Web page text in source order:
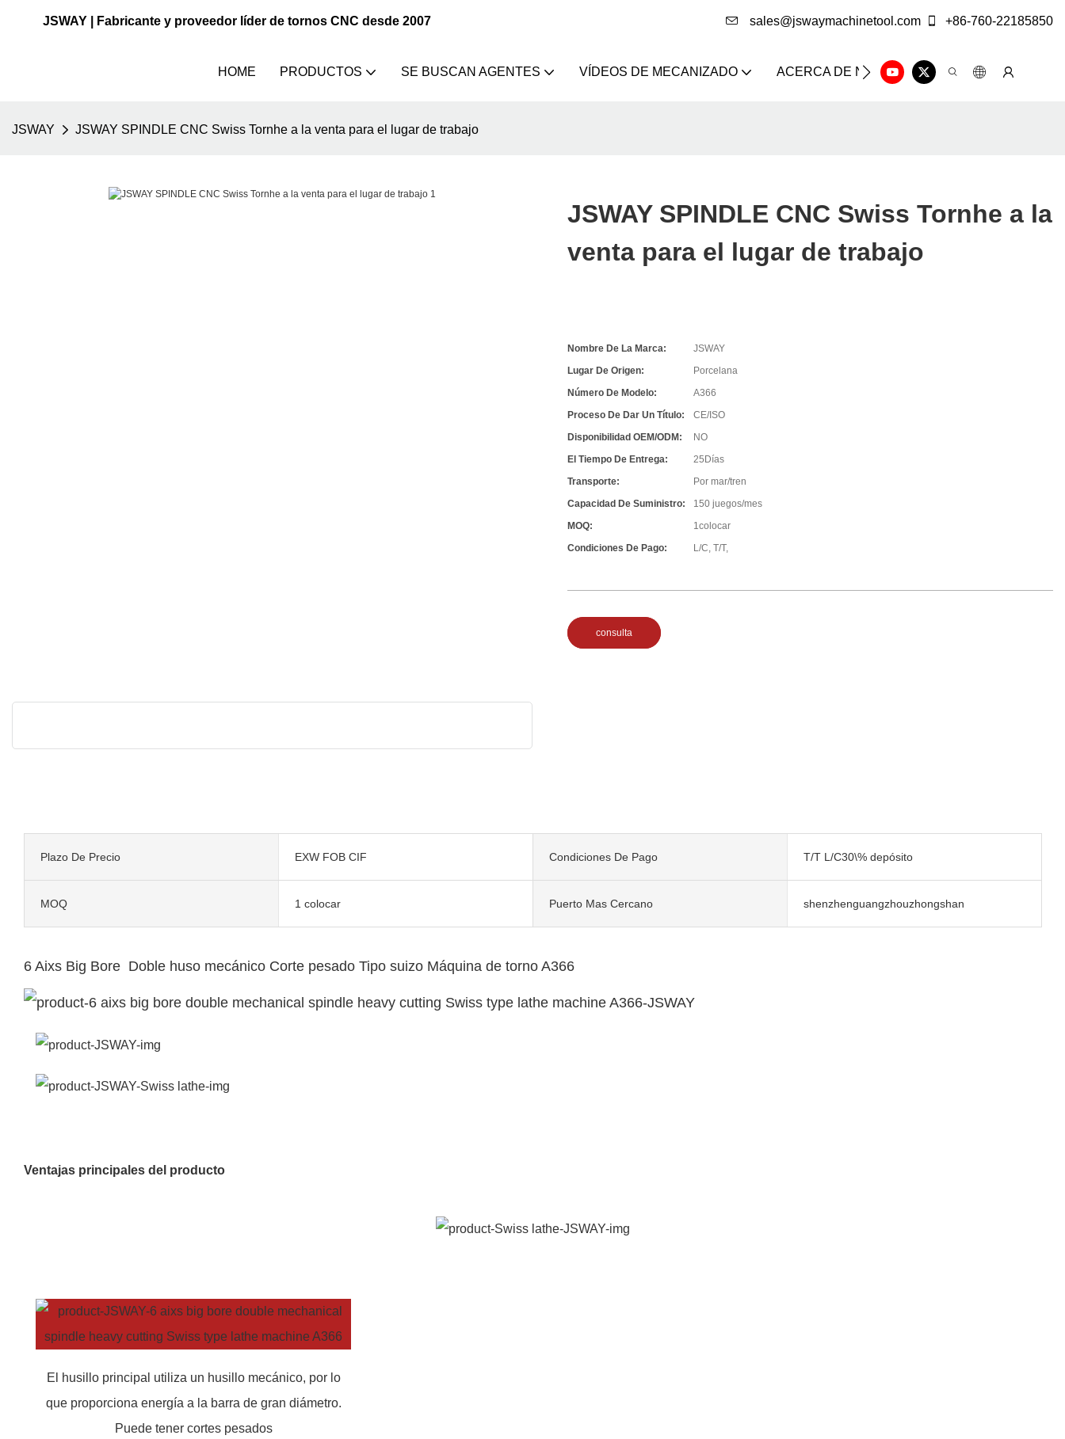
JSWAY | Fabricante y proveedor líder de tornos CNC desde 2007 sales@jswaymachinetool.com +86-760-22185850
HOME PRODUCTOS SE BUSCAN AGENTES VÍDEOS DE MECANIZADO ACERCA DE NOSOTROS SOLUCIÓN
JSWAY JSWAY SPINDLE CNC Swiss Tornhe a la venta para el lugar de trabajo
JSWAY SPINDLE CNC Swiss Tornhe a la
venta para el lugar de trabajo
Nombre De La Marca:
JSWAY
Lugar De Origen:
Porcelana
Número De Modelo:
A366
Proceso De Dar Un Título:
CE/ISO
Disponibilidad OEM/ODM:
NO
El Tiempo De Entrega:
25Días
Transporte:
Por mar/tren
Capacidad De Suministro:
150 juegos/mes
MOQ:
1colocar
Condiciones De Pago:
L/C, T/T,
consulta
Plazo De Precio EXW FOB CIF Condiciones De Pago T/T L/C30\% depósito
MOQ 1 colocar Puerto Mas Cercano shenzhenguangzhouzhongshan
6 Aixs Big Bore Doble huso mecánico Corte pesado Tipo suizo Máquina de torno A366
Ventajas principales del producto
El husillo principal utiliza un husillo mecánico, por lo
que proporciona energía a la barra de gran diámetro.
Puede tener cortes pesados